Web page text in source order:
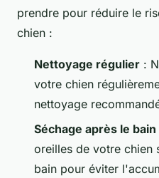
prendre pour réduire le
chien :
Nettoyage régulier :
votre chien
nettoyage
Séchage après le bain
oreilles de votre chien
bain pour éviter